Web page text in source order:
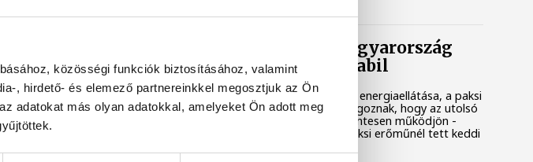
közösségi funkciók biztosításához, valamint
, hirdető- és elemező partnereinkkel megosztjuk az Ön
adatokat más olyan adatokkal, amelyeket Ön adott meg
Magyar Péter: Magyarország
energiaellátása stabil
Jelenleg stabil Magyarország energiaellátása, a paksi
erőmű munkatársai azon dolgoznak, hogy az utolsó
még termelő turbina hibamentesen működjön -
közölte a miniszterelnök a paksi erőműnél tett keddi